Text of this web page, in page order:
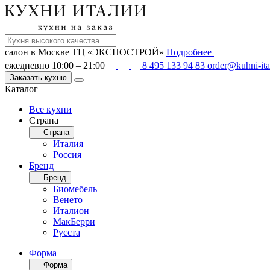
салон в Москве ТЦ «ЭКСПОСТРОЙ» Подробнее
ежедневно 10:00 – 21:00
8 495 133 94 83 order@kuhni-
Заказать кухню
Каталог
Все кухни
Страна
Страна
Италия
Россия
Бренд
Бренд
Биомебель
Венето
Италион
МакБерри
Русста
Форма
Форма